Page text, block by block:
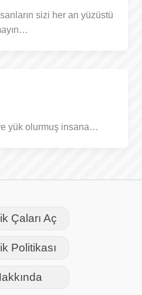
sizi her an yüzüstü
yük olurmuş insana…
Çaları Aç
Politikası